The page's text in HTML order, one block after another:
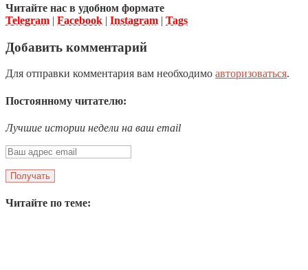
Читайте нас в удобном формате
Telegram | Facebook | Instagram | Tags
Добавить комментарий
Для отправки комментария вам необходимо авторизоваться.
Постоянному читателю:
Лучшие истории недели на ваш email
Читайте по теме: